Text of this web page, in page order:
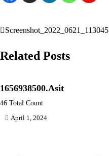
Post
navigation
Screenshot_2022_0621_113045
Related Posts
1656938500.Asit
46 Total Count
April 1, 2024